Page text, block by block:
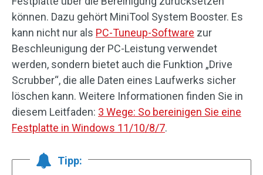
können. Dazu gehört MiniTool System Booster. Es
kann nicht nur als PC-Tuneup-Software zur
Beschleunigung der PC-Leistung verwendet
werden, sondern bietet auch die Funktion „Drive
Scrubber“, die alle Daten eines Laufwerks sicher
löschen kann. Weitere Informationen finden Sie in
diesem Leitfaden: 3 Wege: So bereinigen Sie eine
Festplatte in Windows 11/10/8/7.
Tipp: